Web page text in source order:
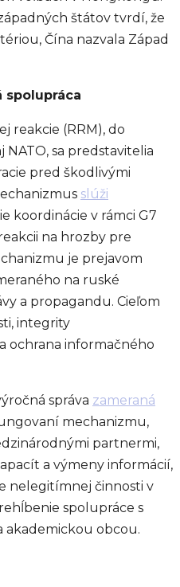
štátov tvrdí, že
Čína nazvala Západ
spolupráca
reakcie (RRM), do
sa predstavitelia
pred škodlivými
slúži
koordinácie v rámci G7
na hrozby pre
je prejavom
na ruské
a propagandu. Cieľom
integrity
ochrana informačného
správa zameraná
mechanizmu,
partnermi,
a výmeny informácií,
nelegitímnej činnosti v
spolupráce s
akademickou obcou.